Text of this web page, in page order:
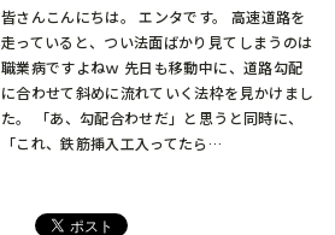
皆さんこんにちは。 エンタです。 高速道路を
走っていると、つい法面ばかり見てしまうのは
職業病ですよねｗ 先日も移動中に、道路勾配
に合わせて斜めに流れていく法枠を見かけまし
た。 「あ、勾配合わせだ」と思うと同時に、
「これ、鉄筋挿入工入ってたら…